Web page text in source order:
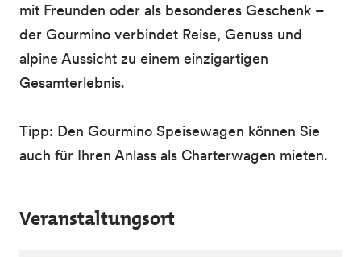
mit Freunden oder als besonderes Geschenk –
der Gourmino verbindet Reise, Genuss und
alpine Aussicht zu einem einzigartigen
Gesamterlebnis.
Tipp: Den Gourmino Speisewagen können Sie
auch für Ihren Anlass als Charterwagen mieten.
Veranstaltungsort